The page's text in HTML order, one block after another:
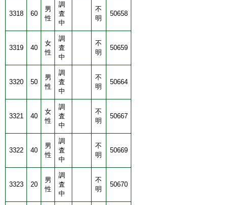
3318 60
男
性
調
査
中
不
明
50658
3319 40
女
性
調
査
中
不
明
50659
3320 50
男
性
調
査
中
不
明
50664
3321 40
女
性
調
査
中
不
明
50667
3322 40
男
性
調
査
中
不
明
50669
3323 20
男
性
調
査
中
不
明
50670